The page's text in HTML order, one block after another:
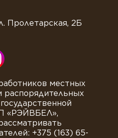
Пролетарская, 2Б
местных
распорядительных
«РЭЙВБЕЛ»,
+375 (163) 65-